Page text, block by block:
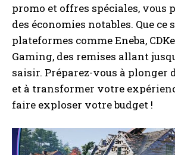
promo et offres spéciales, vous
des économies notables. Que ce
plateformes comme Eneba,
Gaming, des remises allant
saisir. Préparez-vous à plonger
et à transformer votre
faire exploser votre budget !